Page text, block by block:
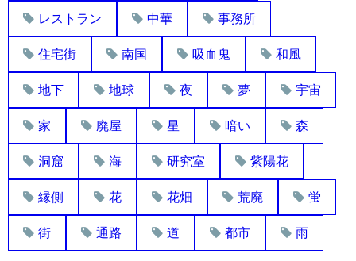
レストラン 中華 事務所
住宅街 南国 吸血鬼 和風
地下 地球 夜 夢 宇宙
家 廃屋 星 暗い 森
洞窟 海 研究室 紫陽花
縁側 花 花畑 荒廃 蛍
街 通路 道 都市 雨